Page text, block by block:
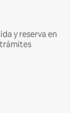
y reserva en